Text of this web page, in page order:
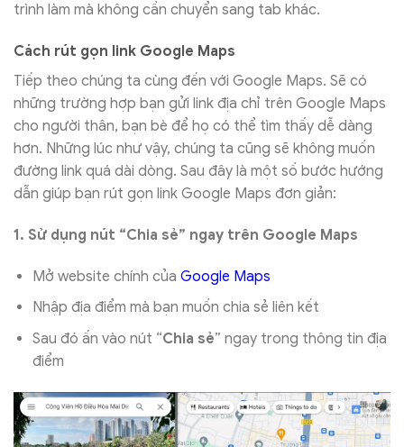
trình làm mà không cần chuyển sang tab khác.
Cách rút gọn link Google Maps
Tiếp theo chúng ta cùng đến với Google Maps. Sẽ có
những trường hợp bạn gửi link địa chỉ trên Google Maps
cho người thân, bạn bè để họ có thể tìm thấy dễ dàng
hơn. Những lúc như vậy, chúng ta cũng sẽ không muốn
đường link quá dài dòng. Sau đây là một số bước hướng
dẫn giúp bạn rút gọn link Google Maps đơn giản:
1. Sử dụng nút “Chia sẻ” ngay trên Google Maps
Mở website chính của Google Maps
Nhập địa điểm mà bạn muốn chia sẻ liên kết
Sau đó ấn vào nút “Chia sẻ” ngay trong thông tin địa
điểm